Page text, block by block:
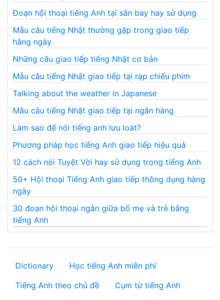
Đoạn hội thoại tiếng Anh tại sân bay hay sử dụng
Mẫu câu tiếng Nhật thường gặp trong giao tiếp
hằng ngày
Những câu giao tiếp tiếng Nhật cơ bản
Mẫu câu tiếng Nhật giao tiếp tại rạp chiếu phim
Talking about the weather in Japanese
Mẫu câu tiếng Nhật giao tiếp tại ngân hàng
Làm sao để nói tiếng anh lưu loát?
Phương pháp học tiếng Anh giao tiếp hiệu quả
12 cách nói Tuyệt Vời hay sử dụng trong tiếng Anh
50+ Hội thoại Tiếng Anh giao tiếp thông dụng hàng
ngày
30 đoạn hội thoại ngắn giữa bố mẹ và trẻ bằng
tiếng Anh
Dictionary
Học tiếng Anh miễn phí
Tiếng Anh theo chủ đề
Cụm từ tiếng Anh